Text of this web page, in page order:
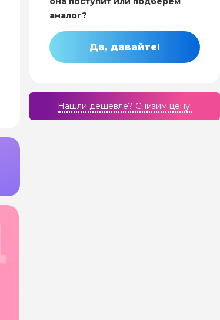
аналог?
Да, давайте!
Нашли дешевле? Cнизим цену!